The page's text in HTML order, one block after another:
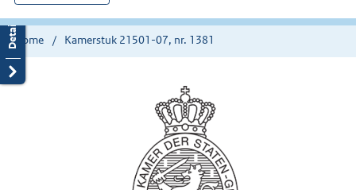
hier:
Home Kamerstuk 21501-07, nr. 1381